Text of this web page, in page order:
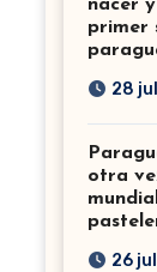
nacer
primer
28
otra
26